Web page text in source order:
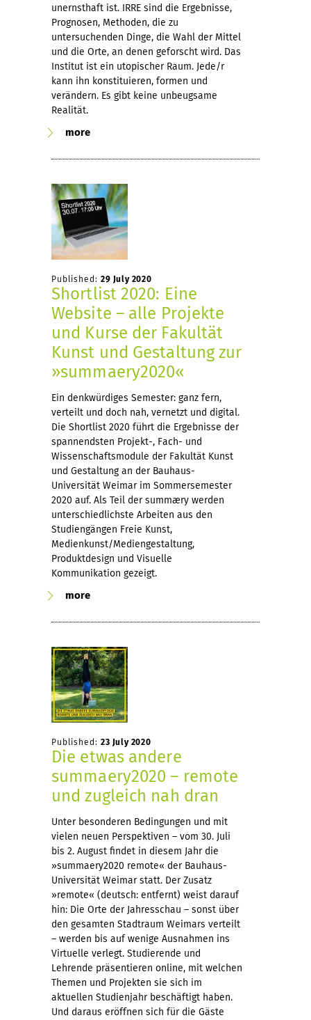
unernsthaft ist. IRRE sind die Ergebnisse,
Prognosen, Methoden, die zu
untersuchenden Dinge, die Wahl der Mittel
und die Orte, an denen geforscht wird. Das
Institut ist ein utopischer Raum. Jede/r
kann ihn konstituieren, formen und
verändern. Es gibt keine unbeugsame
Realität.
more
Published: 29 July 2020
Shortlist 2020: Eine
Website – alle Projekte
und Kurse der Fakultät
Kunst und Gestaltung zur
»summaery2020«
Ein denkwürdiges Semester: ganz fern,
verteilt und doch nah, vernetzt und digital.
Die Shortlist 2020 führt die Ergebnisse der
spannendsten Projekt-, Fach- und
Wissenschaftsmodule der Fakultät Kunst
und Gestaltung an der Bauhaus-
Universität Weimar im Sommersemester
2020 auf. Als Teil der summæry werden
unterschiedlichste Arbeiten aus den
Studiengängen Freie Kunst,
Medienkunst/Mediengestaltung,
Produktdesign und Visuelle
Kommunikation gezeigt.
more
Published: 23 July 2020
Die etwas andere
summaery2020 – remote
und zugleich nah dran
Unter besonderen Bedingungen und mit
vielen neuen Perspektiven – vom 30. Juli
bis 2. August findet in diesem Jahr die
»summaery2020 remote« der Bauhaus-
Universität Weimar statt. Der Zusatz
»remote« (deutsch: entfernt) weist darauf
hin: Die Orte der Jahresschau – sonst über
den gesamten Stadtraum Weimars verteilt
– werden bis auf wenige Ausnahmen ins
Virtuelle verlegt. Studierende und
Lehrende präsentieren online, mit welchen
Themen und Projekten sie sich im
aktuellen Studienjahr beschäftigt haben.
Und daraus eröffnen sich für die Gäste